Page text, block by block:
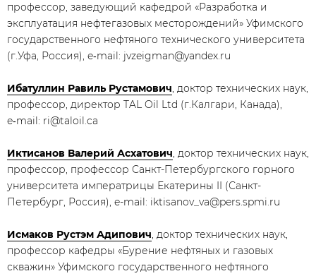
профессор, заведующий кафедрой «Разработка и
эксплуатация нефтегазовых месторождений» Уфимского
государственного нефтяного технического университета
(г.Уфа, Россия), e‑mail: jvzeigman@yandex.ru
Ибатуллин Равиль Рустамович, доктор технических наук,
профессор, директор TAL Oil Ltd (г.Калгари, Канада),
e‑mail: ri@taloil.ca
Иктисанов Валерий Асхатович, доктор технических наук,
профессор, профессор Санкт-Петербургского горного
университета императрицы Екатерины II (Санкт-
Петербург, Россия), e-mail: iktisanov_va@pers.spmi.ru
Исмаков Рустэм Адипович, доктор технических наук,
профессор кафедры «Бурение нефтяных и газовых
скважин» Уфимского государственного нефтяного